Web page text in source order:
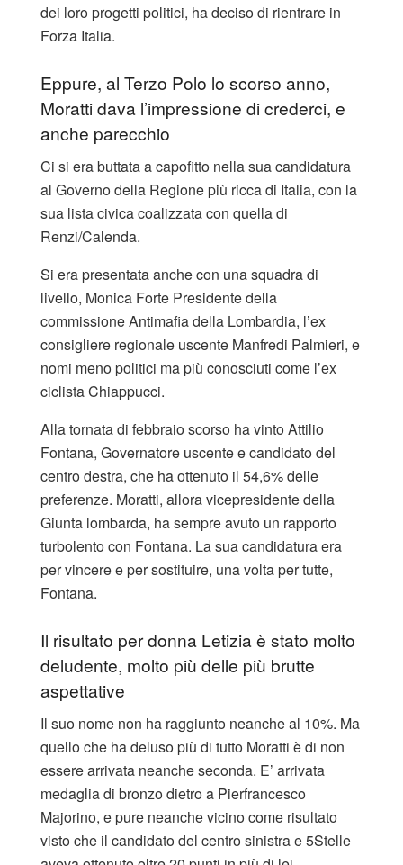
dei loro progetti politici, ha deciso di rientrare in
Forza Italia.
Eppure, al Terzo Polo lo scorso anno,
Moratti dava l’impressione di crederci, e
anche parecchio
Ci si era buttata a capofitto nella sua candidatura
al Governo della Regione più ricca di Italia, con la
sua lista civica coalizzata con quella di
Renzi/Calenda.
Si era presentata anche con una squadra di
livello, Monica Forte Presidente della
commissione Antimafia della Lombardia, l’ex
consigliere regionale uscente Manfredi Palmieri, e
nomi meno politici ma più conosciuti come l’ex
ciclista Chiappucci.
Alla tornata di febbraio scorso ha vinto Attilio
Fontana, Governatore uscente e candidato del
centro destra, che ha ottenuto il 54,6% delle
preferenze. Moratti, allora vicepresidente della
Giunta lombarda, ha sempre avuto un rapporto
turbolento con Fontana. La sua candidatura era
per vincere e per sostituire, una volta per tutte,
Fontana.
Il risultato per donna Letizia è stato molto
deludente, molto più delle più brutte
aspettative
Il suo nome non ha raggiunto neanche al 10%. Ma
quello che ha deluso più di tutto Moratti è di non
essere arrivata neanche seconda. E’ arrivata
medaglia di bronzo dietro a Pierfrancesco
Majorino, e pure neanche vicino come risultato
visto che il candidato del centro sinistra e 5Stelle